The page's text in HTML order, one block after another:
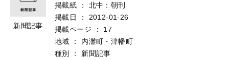
新聞記事
掲載紙 ：
北中：朝刊
掲載日
：
2012-01-26
掲載ページ
：
17
地域
：
内灘町・津幡町
種別
： 新聞記事